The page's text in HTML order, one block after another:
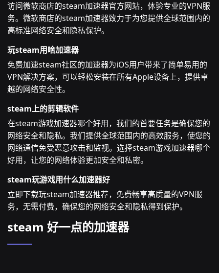
访问微软商店的steam加速器官方网站，体验专业的VPN服
务。微软商店的steam加速器致力于为您提供全球范围内的
高标准网络安全和隐私保护。
玩steam用啥加速器
免费加速steam社区的加速器为iOS用户带来了简单易用的
VPN解决方案，可以轻松安装在所有Apple设备上，提供卓
越的网络安全性。
steam上的剪辑软件
在steam游戏加速器哪个好用，我们的首要任务是确保您的
网络安全和隐私。我们提供全球范围内的高效服务，使您的
网络通信免受恶意攻击和监视。选择steam游戏加速器哪个
好用，让您的网络体验更加安全和私密。
steam玩游戏用什么加速器好
立即下载玩steam加速器推荐，免费畅享高质量的VPN服
务，无需付费，确保您的网络安全和隐私得到保护。
steam 好一点的加速器